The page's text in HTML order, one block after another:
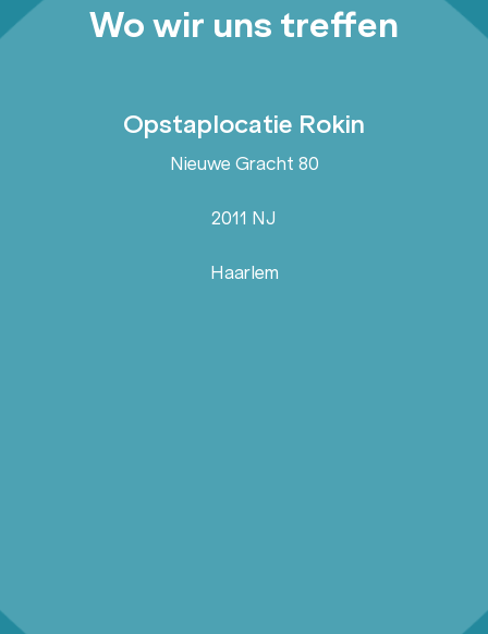
Wo wir uns treffen
Opstaplocatie Rokin
Nieuwe Gracht 80
2011 NJ
Haarlem